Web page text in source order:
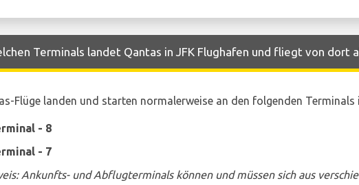
Terminals landet Qantas in JFK Flughafen und fliegt von dort
Flüge landen und starten normalerweise an den folgenden Terminals
- 8
- 7
Ankunfts- und Abflugterminals können und müssen sich aus